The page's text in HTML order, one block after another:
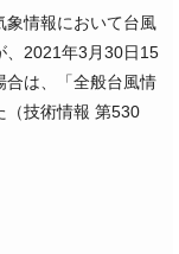
象情報において台風
、2021年3月30日15
合は、「全般台風情
（技術情報 第530